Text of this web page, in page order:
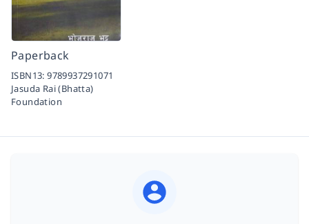
Paperback
ISBN13:9789937291071
Jasuda Rai (Bhatta)
Foundation